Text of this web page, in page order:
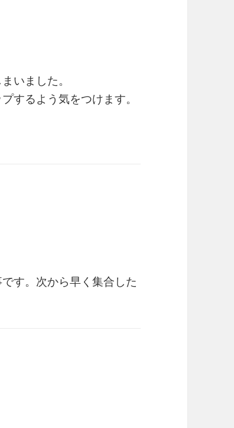
いました。
するよう気をつけます。
す。次から早く集合した